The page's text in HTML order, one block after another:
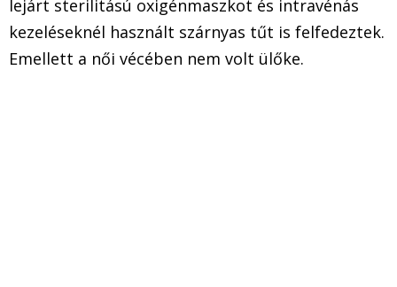
lejárt sterilitású oxigénmaszkot és intravénás
kezeléseknél használt szárnyas tűt is felfedeztek.
Emellett a női vécében nem volt ülőke.